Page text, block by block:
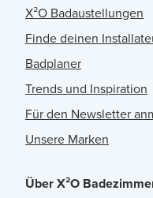
X²O Badaustellungen
Finde deinen
Badplaner
Trends und Inspiration
Für den Newsletter
Unsere Marken
Über X²O